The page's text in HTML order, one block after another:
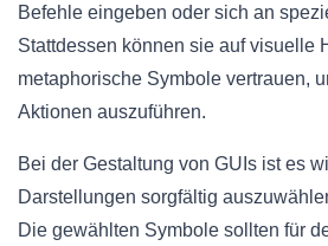
Befehle eingeben oder sich an
Stattdessen können sie auf visuelle
metaphorische Symbole vertrauen,
Aktionen auszuführen.
Bei der Gestaltung von GUIs ist es
Darstellungen sorgfältig
Die gewählten Symbole sollten für